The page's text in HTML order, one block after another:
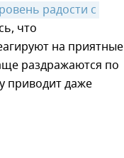
радости с
что
на приятные
раздражаются по
приводит даже